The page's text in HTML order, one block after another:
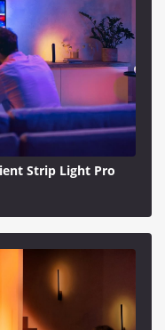
Strip Light Pro